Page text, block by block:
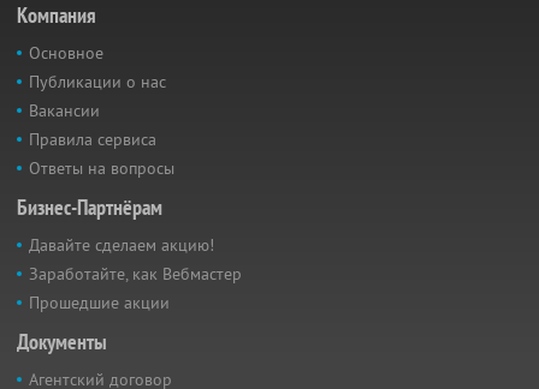
Компания
Основное
Публикации о нас
Вакансии
Правила сервиса
Ответы на вопросы
Бизнес-Партнёрам
Давайте сделаем акцию!
Заработайте, как Вебмастер
Прошедшие акции
Документы
Агентский договор